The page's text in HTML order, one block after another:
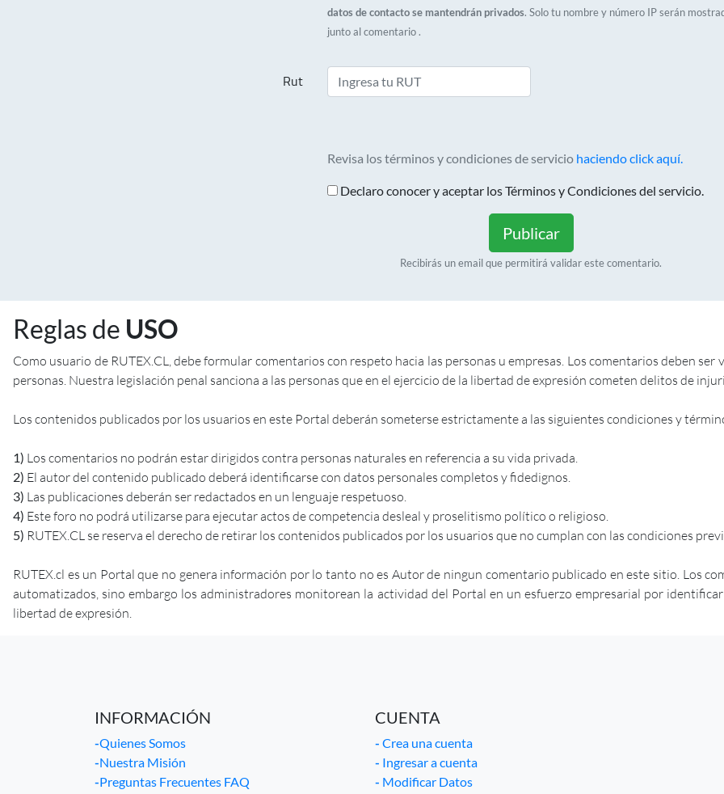
datos de contacto se mantendrán privados. Solo tu nombre y número IP serán
junto al comentario .
Rut
Revisa los términos y condiciones de servicio haciendo click aquí.
Declaro conocer y aceptar los Términos y Condiciones del servicio.
Publicar
Recibirás un email que permitirá validar este comentario.
Reglas de USO
Como usuario de RUTEX.CL, debe formular comentarios con respeto hacia las personas u empresas. Los comentarios deben
personas. Nuestra legislación penal sanciona a las personas que en el ejercicio de la libertad de expresión cometen delitos de
Los contenidos publicados por los usuarios en este Portal deberán someterse estrictamente a las siguientes condiciones y
1) Los comentarios no podrán estar dirigidos contra personas naturales en referencia a su vida privada.
2) El autor del contenido publicado deberá identificarse con datos personales completos y fidedignos.
3) Las publicaciones deberán ser redactados en un lenguaje respetuoso.
4) Este foro no podrá utilizarse para ejecutar actos de competencia desleal y proselitismo político o religioso.
5) RUTEX.CL se reserva el derecho de retirar los contenidos publicados por los usuarios que no cumplan con las condiciones
RUTEX.cl es un Portal que no genera información por lo tanto no es Autor de ningun comentario publicado en este sitio. Los
automatizados, sino embargo los administradores monitorean la actividad del Portal en un esfuerzo empresarial por
libertad de expresión.
INFORMACIÓN
-Quienes Somos
-Nuestra Misión
-Preguntas Frecuentes FAQ
CUENTA
- Crea una cuenta
- Ingresar a cuenta
- Modificar Datos